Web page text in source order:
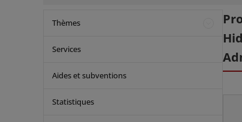
Thèmes
Services
Aides et subventions
Statistiques